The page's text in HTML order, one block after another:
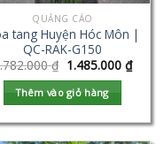
QUẢNG CÁO
tang Huyện Hóc Môn |
QC-RAK-G150
₫ 1.485.000 ₫
Thêm vào giỏ hàng